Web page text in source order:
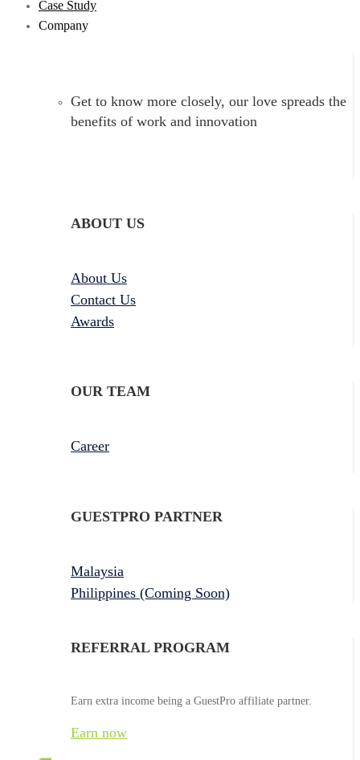
Case Study
Company
Get to know more closely, our love spreads the
benefits of work and innovation
ABOUT US
About Us
Contact Us
Awards
OUR TEAM
Career
GUESTPRO PARTNER
Malaysia
Philippines (Coming Soon)
REFERRAL PROGRAM
Earn extra income being a GuestPro affiliate partner.
Earn now